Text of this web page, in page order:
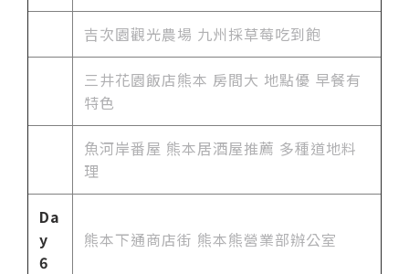
吉次園觀光農場 九州採草莓吃到飽
三井花園飯店熊本 房間大 地點優 早餐有
特色
魚河岸番屋 熊本居酒屋推薦 多種道地料
理
Da
y
6
熊本下通商店街 熊本熊營業部辦公室